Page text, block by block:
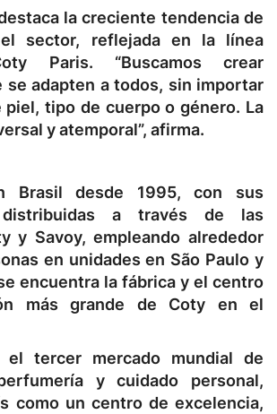
la creciente tendencia de
sector, reflejada en la línea
Paris. “Buscamos crear
se adapten a todos, sin importar
piel, tipo de cuerpo o género. La
y atemporal”, afirma.
Brasil desde 1995, con sus
distribuidas a través de las
y Savoy, empleando alrededor
en unidades en São Paulo y
encuentra la fábrica y el centro
más grande de Coty en el
el tercer mercado mundial de
y cuidado personal,
como un centro de excelencia,